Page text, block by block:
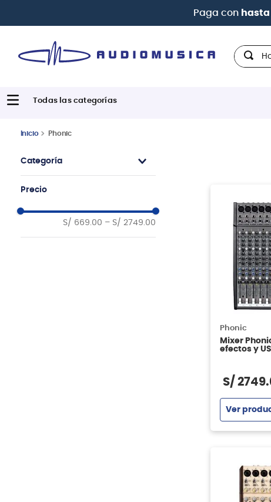
Paga con hasta
Hola,
Phonic
Categoría
potencia
Precio
S/ 669.00 – S/ 2749.00
Phonic
Mixer
efectos y
S/ 2749.
Ver